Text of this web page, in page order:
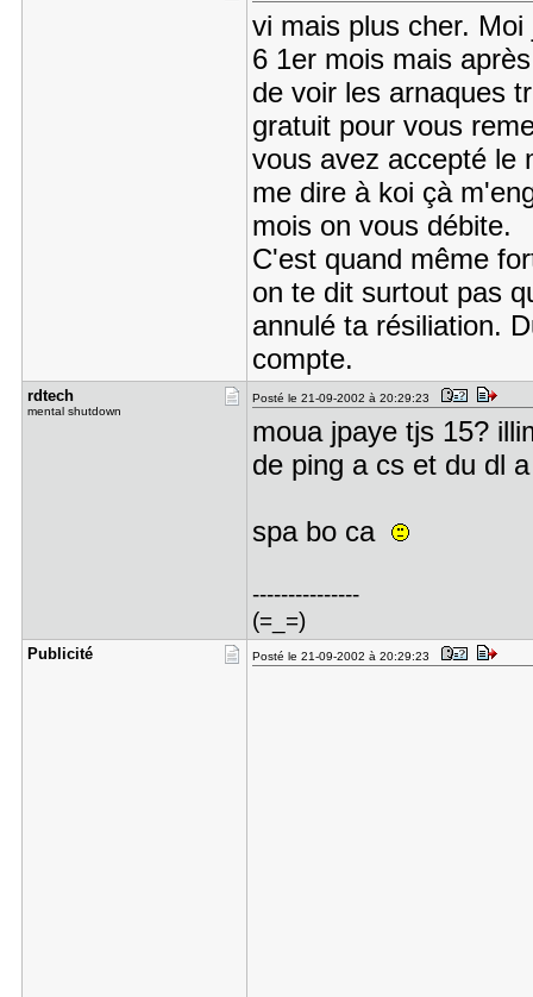
vi mais plus cher.
6 1er mois mais
de voir les arnaques
gratuit pour vous
vous avez accepté le
me dire à koi çà
mois on vous débite.
C'est quand même
on te dit surtout pas
annulé ta résiliation.
compte.
rdtech
mental shutdown
Posté le 21-09-2002 à 20:29:23
moua jpaye tjs 15?
de ping a cs et du dl
spa bo ca
---------------
(=_=)
Publicité Posté le 21-09-2002 à 20:29:23